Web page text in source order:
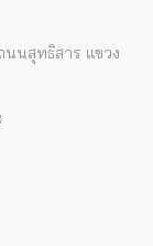
นสุทธิสาร แขวง